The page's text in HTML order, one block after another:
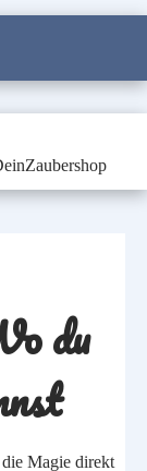
du
Magie direkt